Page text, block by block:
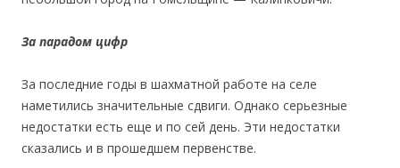
За парадом цифр
За последние годы в шахматной работе на селе
наметились значительные сдвиги. Однако серьезные
недостатки есть еще и по сей день. Эти недостатки
сказались и в прошедшем первенстве.